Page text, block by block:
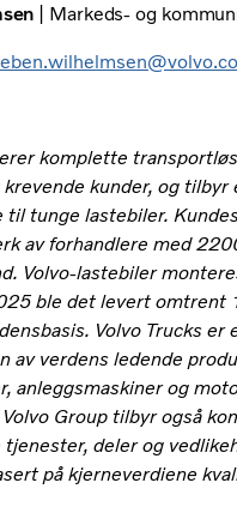
| Markeds- og
komplette
kunder, og
til tunge lastebiler.
av forhandlere med
Volvo-lastebiler
ble det levert omtrent
Volvo Trucks er
av verdens ledende
anleggsmaskiner og
Group tilbyr også
deler og
på kjerneverdiene